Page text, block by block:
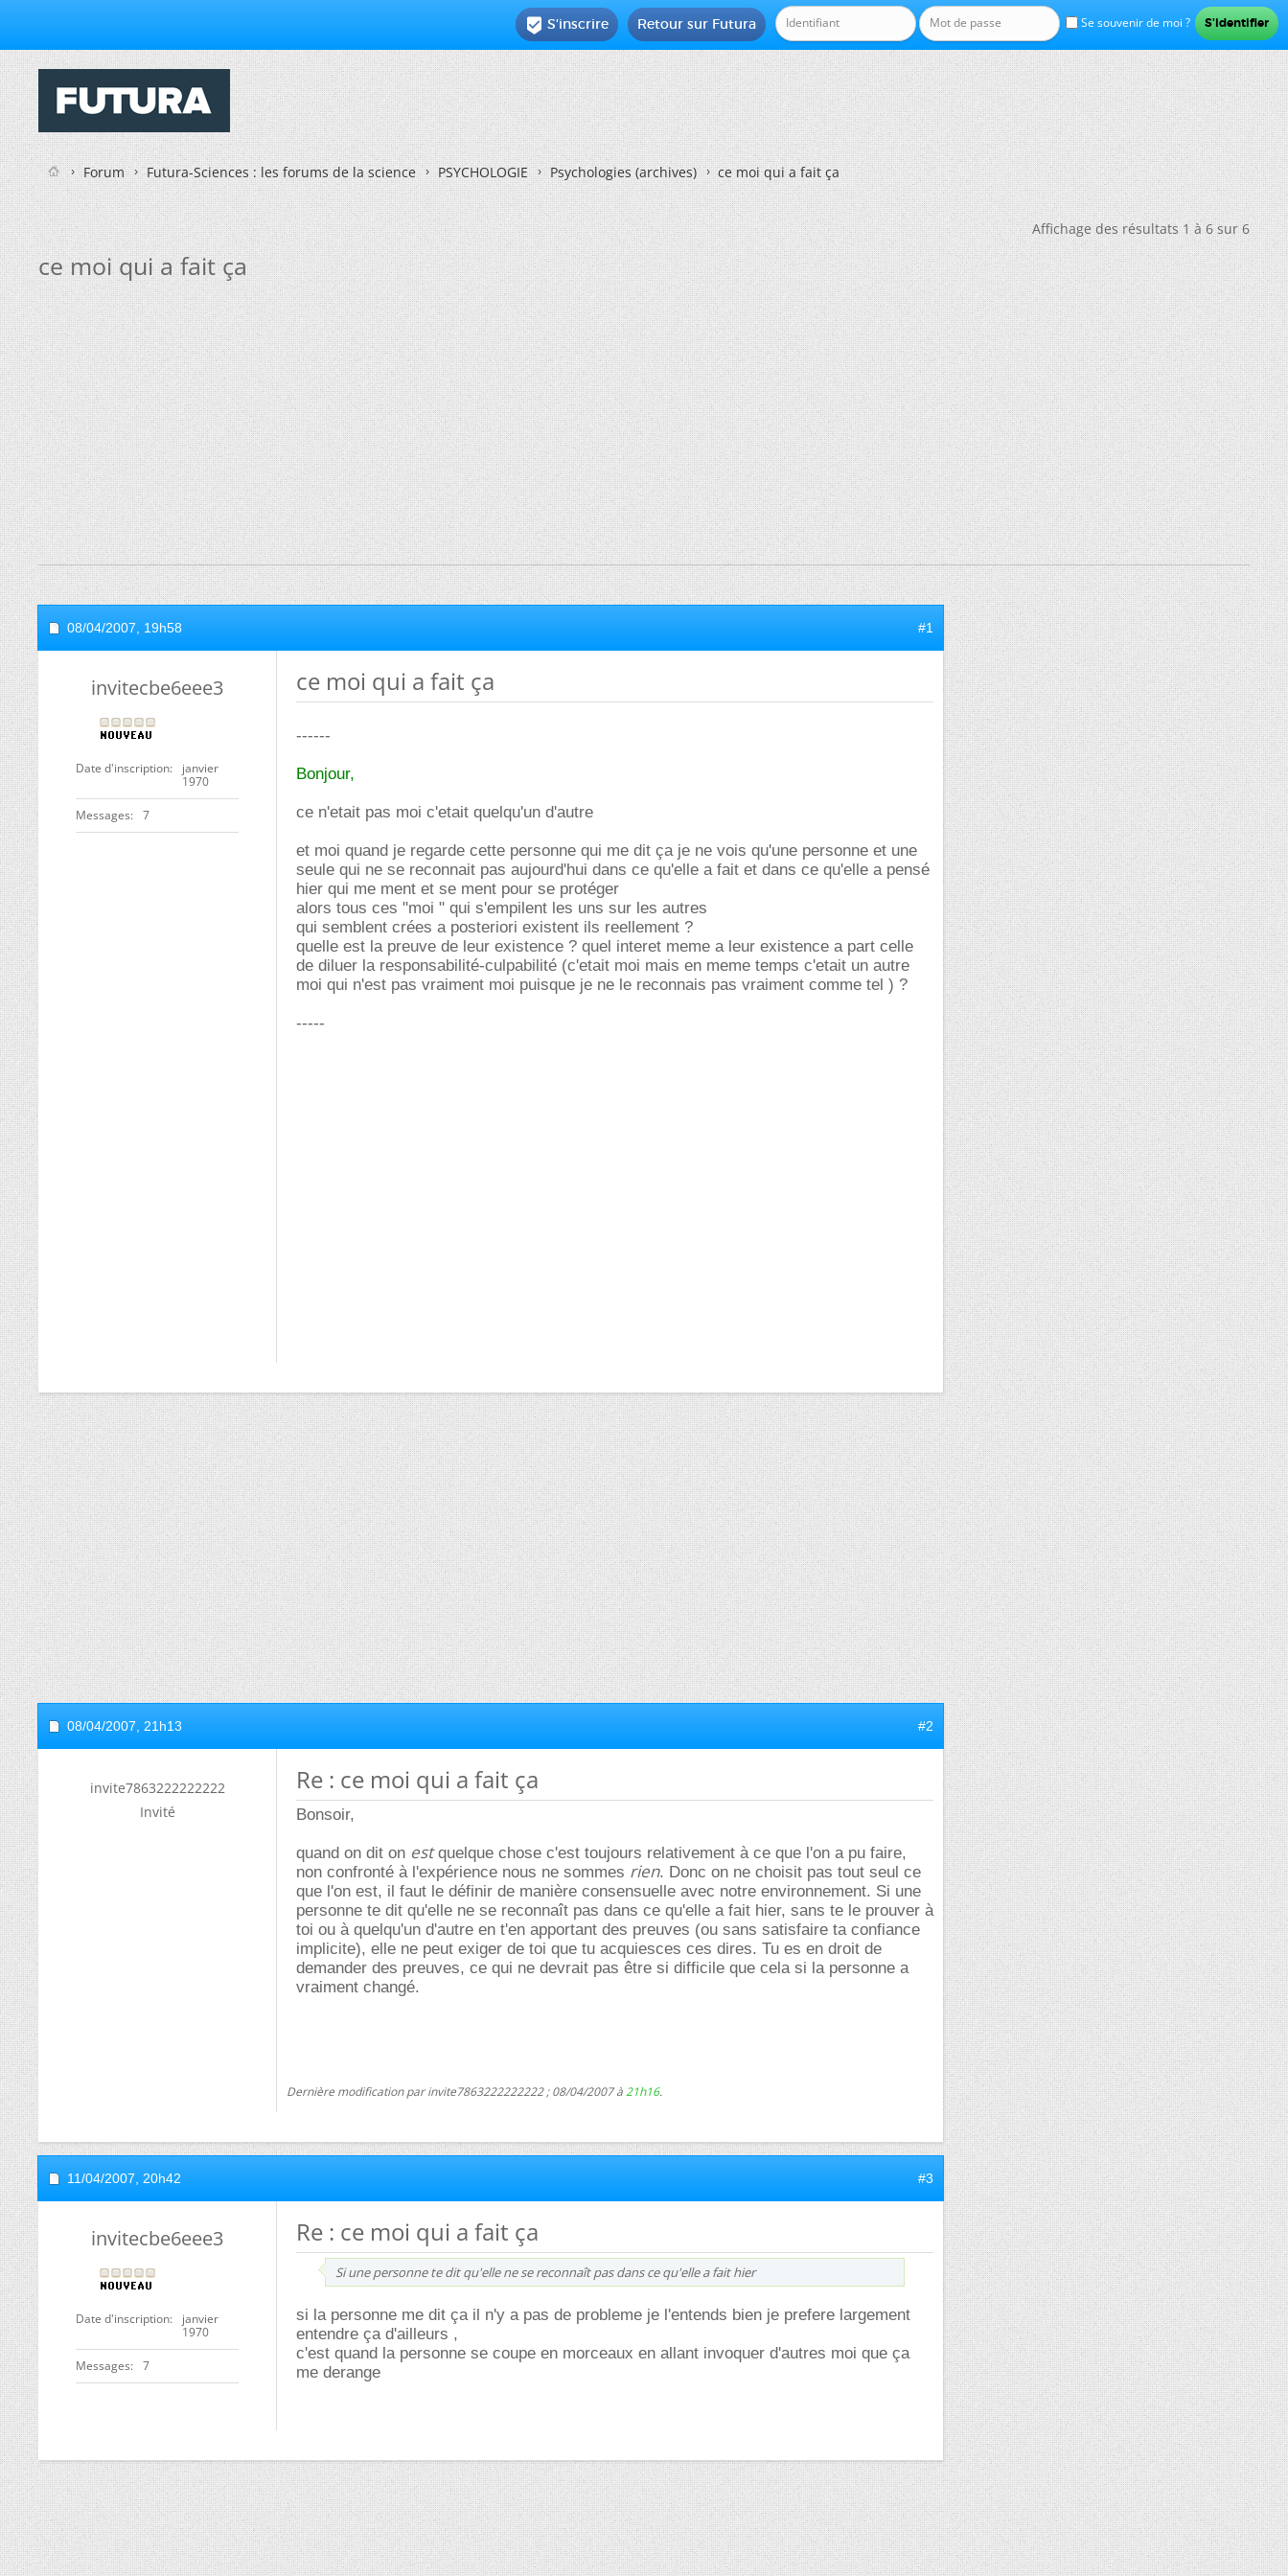
Se souvenir de moi ?
Retour sur Futura
 S'inscrire
Forum Futura-Sciences : les forums de la science PSYCHOLOGIE Psychologies (archives) ce moi qui a fait ça
Affichage des résultats 1 à 6 sur 6
ce moi qui a fait ça
08/04/2007, 19h58 #1
invitecbe6eee3
Date d'inscription
janvier
1970
Messages 7
ce moi qui a fait ça
------
Bonjour,
ce n'etait pas moi c'etait quelqu'un d'autre
et moi quand je regarde cette personne qui me dit ça je ne vois qu'une personne et une
seule qui ne se reconnait pas aujourd'hui dans ce qu'elle a fait et dans ce qu'elle a pensé
hier qui me ment et se ment pour se protéger
alors tous ces "moi " qui s'empilent les uns sur les autres
qui semblent crées a posteriori existent ils reellement ?
quelle est la preuve de leur existence ? quel interet meme a leur existence a part celle
de diluer la responsabilité-culpabilité (c'etait moi mais en meme temps c'etait un autre
moi qui n'est pas vraiment moi puisque je ne le reconnais pas vraiment comme tel ) ?
-----
08/04/2007, 21h13 #2
invite7863222222222
Invité
Re : ce moi qui a fait ça
Bonsoir,
quand on dit on estquelque chose c'est toujours relativement à ce que l'on a pu faire,
non confronté à l'expérience nous ne sommes rien. Donc on ne choisit pas tout seul ce
que l'on est, il faut le définir de manière consensuelle avec notre environnement. Si une
personne te dit qu'elle ne se reconnaît pas dans ce qu'elle a fait hier, sans te le prouver à
toi ou à quelqu'un d'autre en t'en apportant des preuves (ou sans satisfaire ta confiance
implicite), elle ne peut exiger de toi que tu acquiesces ces dires. Tu es en droit de
demander des preuves, ce qui ne devrait pas être si difficile que cela si la personne a
vraiment changé.
Dernière modification par invite7863222222222 ; 08/04/2007 à21h16.
11/04/2007, 20h42 #3
invitecbe6eee3
Date d'inscription
janvier
1970
Messages 7
Re : ce moi qui a fait ça
Si une personne te dit qu'elle ne se reconnaît pas dans ce qu'elle a fait hier
si la personne me dit ça il n'y a pas de probleme je l'entends bien je prefere largement
entendre ça d'ailleurs ,
c'est quand la personne se coupe en morceaux en allant invoquer d'autres moi que ça
me derange